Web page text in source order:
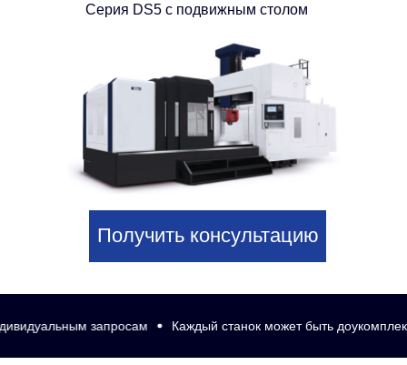
Серия DS5 с подвижным столом
Получить консультацию
запросам Каждый станок может быть доукомплектован по